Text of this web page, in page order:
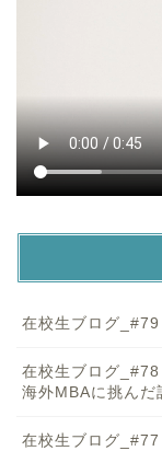
在校生ブログ
在校生ブログ
海外MBAに挑んだ
在校生ブログ